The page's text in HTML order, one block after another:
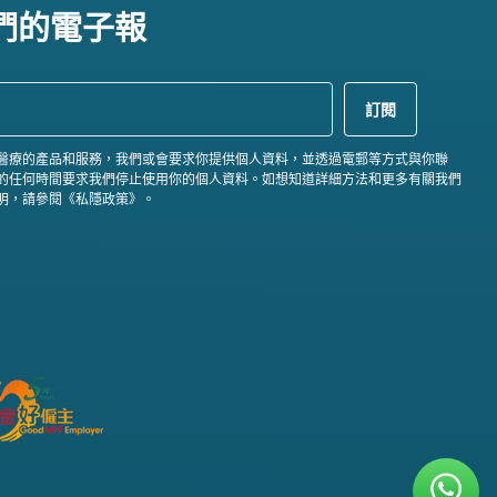
的電子報
療的產品和服務，我們或會要求你提供個人資料，並透過電郵等方式與你聯
任何時間要求我們停止使用你的個人資料。如想知道詳細方法和更多有關我們
，請參閱《私隱政策》。